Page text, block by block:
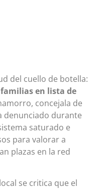
del cuello de botella:
familias en lista de
concejala de
denunciado durante
saturado e
para valorar a
plazas en la red
se critica que el